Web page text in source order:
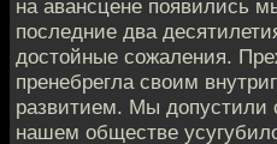
на авансцене появились
последние два
достойные сожаления.
пренебрегла своим
развитием. Мы допустили
нашем обществе